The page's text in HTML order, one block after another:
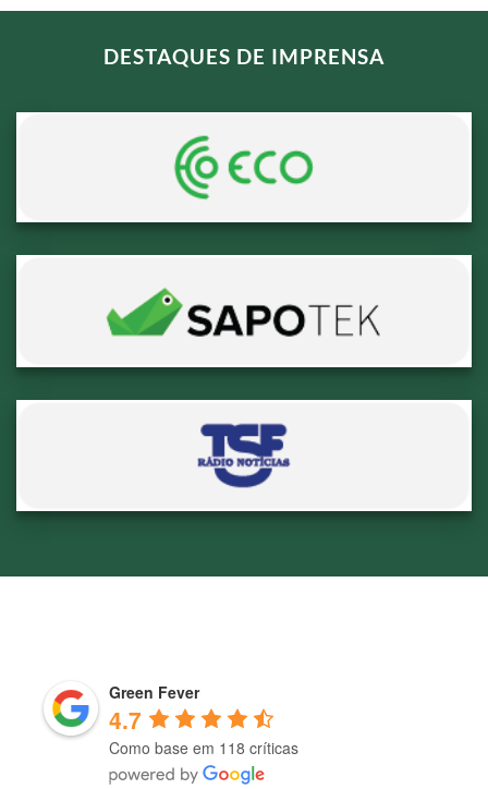
DESTAQUES DE IMPRENSA
Green Fever
4.7
Como base em 118 críticas